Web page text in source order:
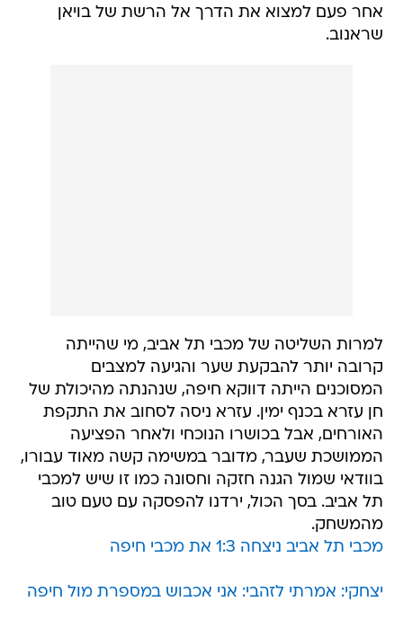
אחר פעם למצוא את הדרך אל הרשת של בויאן
שראנוב.
למרות השליטה של מכבי תל אביב, מי שהייתה
קרובה יותר להבקעת שער והגיעה למצבים
המסוכנים הייתה דווקא חיפה, שנהנתה מהיכולת של
חן עזרא בכנף ימין. עזרא ניסה לסחוב את התקפת
האורחים, אבל בכושרו הנוכחי ולאחר הפציעה
הממושכת שעבר, מדובר במשימה קשה מאוד עבורו,
בוודאי שמול הגנה חזקה וחסונה כמו זו שיש למכבי
תל אביב. בסך הכול, ירדנו להפסקה עם טעם טוב
מהמשחק.
מכבי תל אביב ניצחה 1:3 את מכבי חיפה
יצחקי: אמרתי לזהבי: אני אכבוש במספרת מול חיפה